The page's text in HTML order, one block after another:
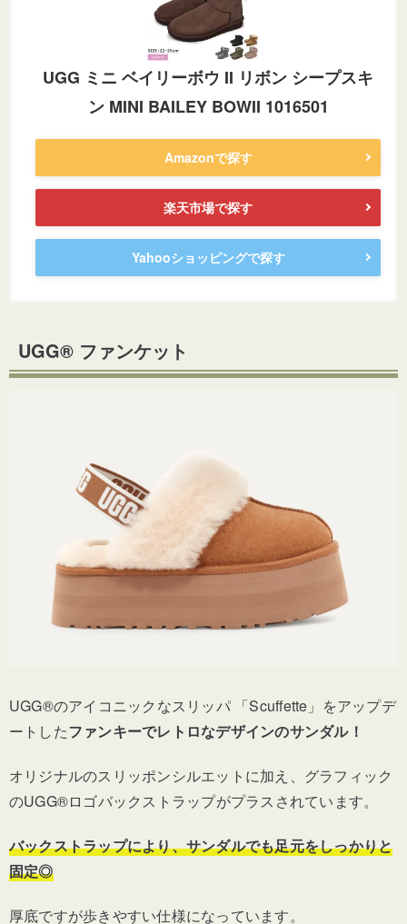
UGG ミニ ベイリーボウ II リボン シープスキ
ン MINI BAILEY BOWII 1016501
Amazonで探す
楽天市場で探す
Yahooショッピングで探す
UGG® ファンケット
UGG®のアイコニックなスリッパ 「Scuffette」をアップデ
ートしたファンキーでレトロなデザインのサンダル！
オリジナルのスリッポンシルエットに加え、グラフィック
のUGG®ロゴバックストラップがプラスされています。
バックストラップにより、サンダルでも足元をしっかりと
固定◎
厚底ですが歩きやすい仕様になっています。